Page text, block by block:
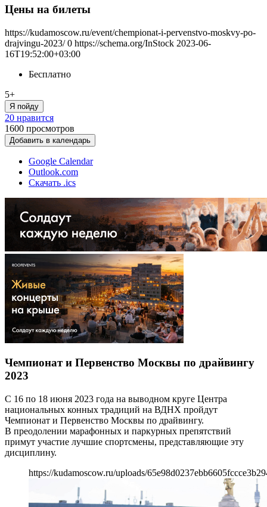
Цены на билеты
https://kudamoscow.ru/event/chempionat-i-pervenstvo-moskvy-po-
drajvingu-2023/ 0 https://schema.org/InStock 2023-06-
16T19:52:00+03:00
Бесплатно
5+
Я пойду
20 нравится
1600 просмотров
Добавить в календарь
Google Calendar
Outlook.com
Скачать .ics
Чемпионат и Первенство Москвы по драйвингу
2023
С 16 по 18 июня 2023 года на выводном круге Центра
национальных конных традиций на ВДНХ пройдут
Чемпионат и Первенство Москвы по драйвингу.
В преодолении марафонных и паркурных препятствий
примут участие лучшие спортсмены, представляющие эту
дисциплину.
https://kudamoscow.ru/uploads/